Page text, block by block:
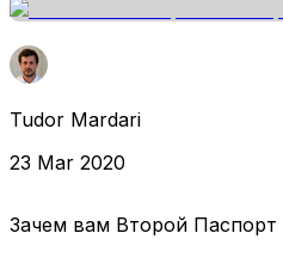
Tudor Mardari
23 Mar 2020
Зачем вам Второй